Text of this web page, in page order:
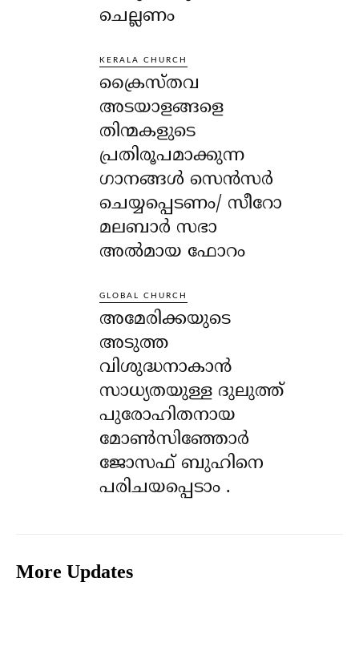
ചെല്ലണം
KERALA CHURCH
ക്രൈസ്തവ
അടയാളങ്ങളെ
തിന്മകളുടെ
പ്രതിരൂപമാക്കുന്ന
ഗാനങ്ങൾ സെൻസർ
ചെയ്യപ്പെടണം/ സീറോ
മലബാർ സഭാ
അൽമായ ഫോറം
GLOBAL CHURCH
അമേരിക്കയുടെ
അടുത്ത
വിശുദ്ധനാകാൻ
സാധ്യതയുള്ള ദുലുത്ത്
പുരോഹിതനായ
മോൺസിഞ്ഞോർ
ജോസഫ് ബുഹിനെ
പരിചയപ്പെടാം .
More Updates